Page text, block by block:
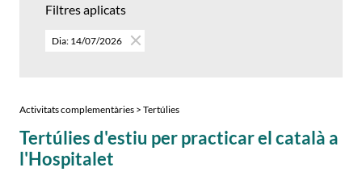
Filtres aplicats
Dia: 14/07/2026
Activitats complementàries > Tertúlies
Tertúlies d'estiu per practicar el català a
l'Hospitalet